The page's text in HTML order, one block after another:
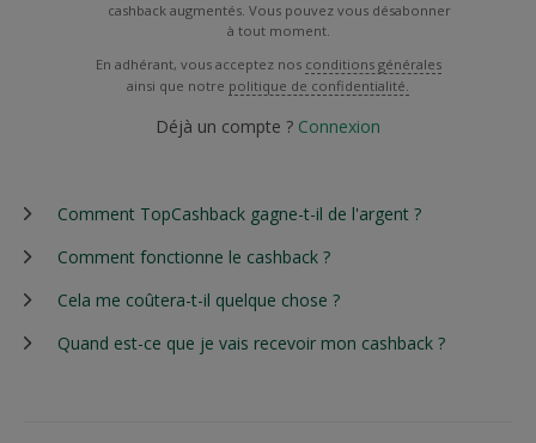
cashback augmentés. Vous pouvez vous désabonner
à tout moment.
En adhérant, vous acceptez nos conditions générales
ainsi que notre politique de confidentialité.
Déjà un compte ? Connexion
Comment TopCashback gagne-t-il de l'argent ?
Comment fonctionne le cashback ?
Cela me coûtera-t-il quelque chose ?
Quand est-ce que je vais recevoir mon cashback ?